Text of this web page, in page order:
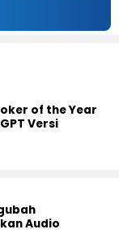
of the Year
Versi
Audio